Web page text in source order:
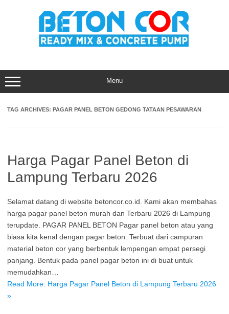
Menu
TAG ARCHIVES: PAGAR PANEL BETON GEDONG TATAAN PESAWARAN
Harga Pagar Panel Beton di
Lampung Terbaru 2026
Selamat datang di website betoncor.co.id. Kami akan membahas
harga pagar panel beton murah dan Terbaru 2026 di Lampung
terupdate. PAGAR PANEL BETON Pagar panel beton atau yang
biasa kita kenal dengan pagar beton. Terbuat dari campuran
material beton cor yang berbentuk lempengan empat persegi
panjang. Bentuk pada panel pagar beton ini di buat untuk
memudahkan…
Read More: Harga Pagar Panel Beton di Lampung Terbaru 2026
»